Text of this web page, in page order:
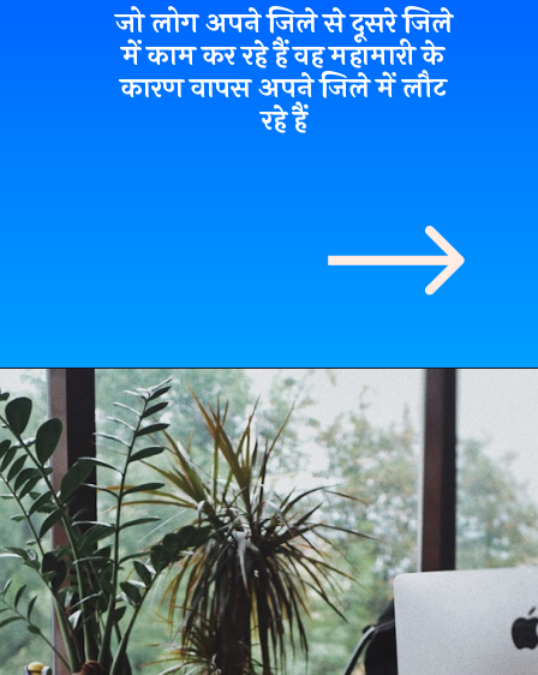
जो लोग अपने जिले से दूसरे जिले
में काम कर रहे हैं वह महामारी के
कारण वापस अपने जिले में लौट
रहे हैं